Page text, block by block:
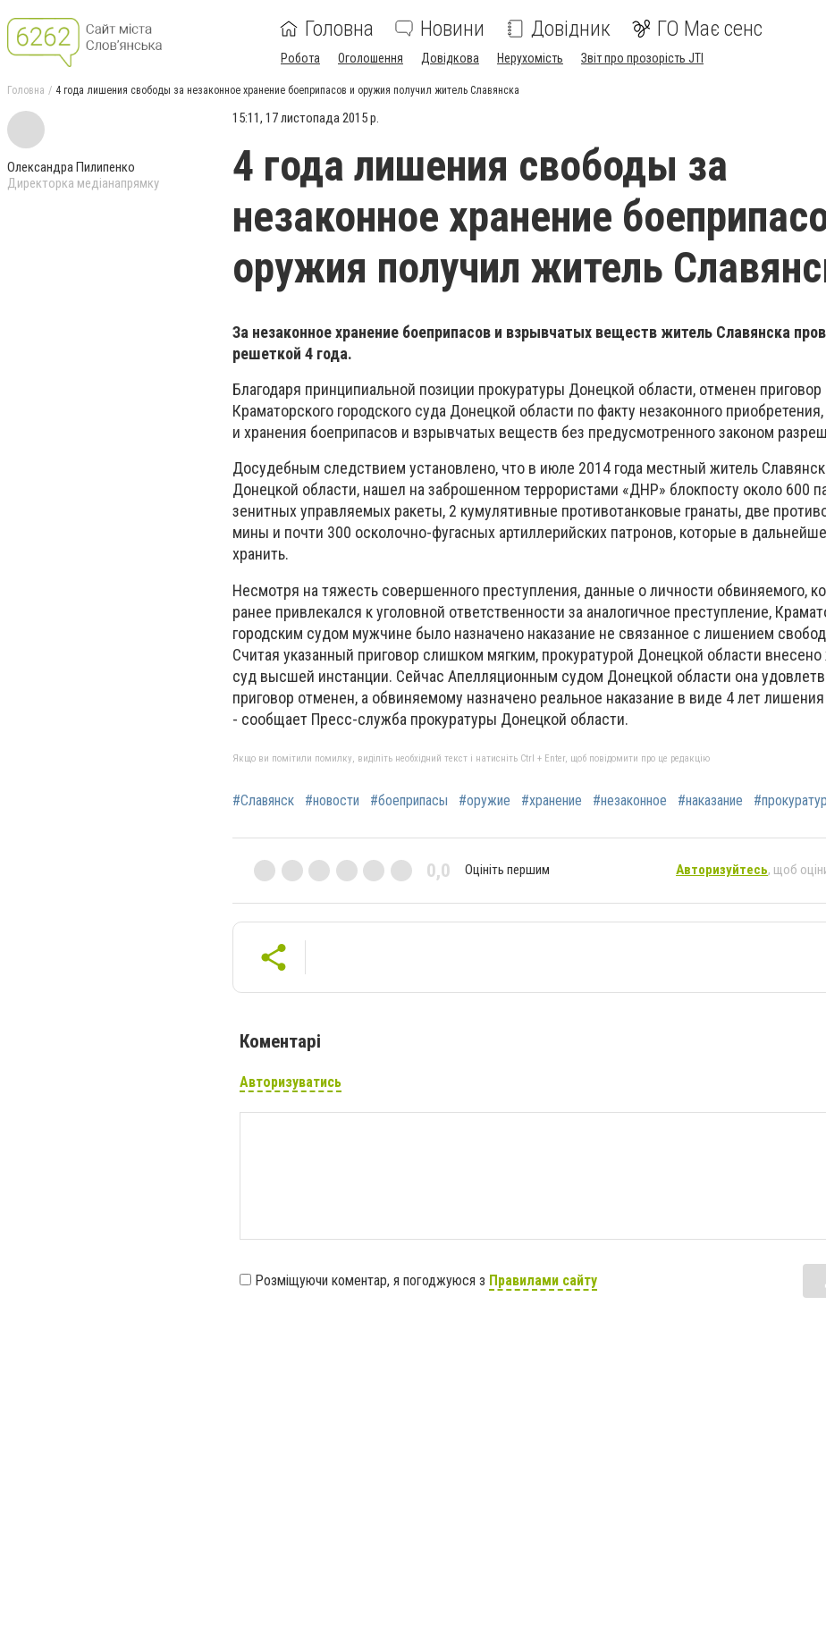
Головна Новини Довідник ГО Має сенс
Робота Оголошення Довідкова Нерухомість Звіт про прозорість JTI
Головна 4 года лишения свободы за незаконное хранение боеприпасов и оружия получил житель Славянска
Олександра Пилипенко
Директорка медіанапрямку
15:11, 17 листопада 2015 р.
4 года лишения свободы за
незаконное хранение
оружия получил житель
За незаконное хранение боеприпасов и взрывчатых веществ житель Славянска
решеткой 4 года.
Благодаря принципиальной позиции прокуратуры Донецкой области, отменен приговор
Краматорского городского суда Донецкой области по факту незаконного
и хранения боеприпасов и взрывчатых веществ без предусмотренного законом
Досудебным следствием установлено, что в июле 2014 года местный житель
Донецкой области, нашел на заброшенном террористами «ДНР» блокпосту около 600
зенитных управляемых ракеты, 2 кумулятивные противотанковые гранаты, две
мины и почти 300 осколочно-фугасных артиллерийских патронов, которые в
хранить.
Несмотря на тяжесть совершенного преступления, данные о личности обвиняемого,
ранее привлекался к уголовной ответственности за аналогичное преступление,
городским судом мужчине было назначено наказание не связанное с лишением
Считая указанный приговор слишком мягким, прокуратурой Донецкой области
суд высшей инстанции. Сейчас Апелляционным судом Донецкой области она
приговор отменен, а обвиняемому назначено реальное наказание в виде 4 лет
- сообщает Пресс-служба прокуратуры Донецкой области.
Якщо ви помітили помилку, виділіть необхідний текст і натисніть Ctrl + Enter, щоб повідомити про це редакцію
#Славянск #новости #боеприпасы #оружие #хранение #незаконное #наказание
0,0 Оцініть першим Авторизуйтесь, щоб
Коментарі
Авторизуватись
Розміщуючи коментар, я погоджуюся з Правилами сайту